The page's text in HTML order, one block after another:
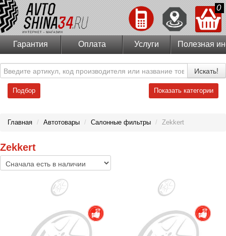
0
Гарантия Оплата Услуги Полезная
Искать!
Подбор Показать категории
Главная / Автотовары / Салонные фильтры / Zekkert
Zekkert